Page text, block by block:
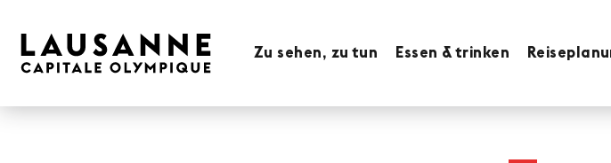
Zu sehen, zu tun Essen & trinken